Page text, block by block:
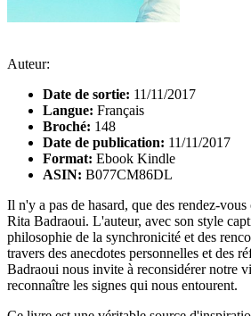
Auteur:
Date de sortie: 11/11/2017
Langue: Français
Broché: 148
Date de publication: 11/11/2017
Format: Ebook Kindle
ASIN: B077CM86DL
Il n'y a pas de hasard, que des rendez-
Rita Badraoui. L'auteur, avec son style
philosophie de la synchronicité et des
travers des anecdotes personnelles et des
Badraoui nous invite à reconsidérer notre
reconnaître les signes qui nous entourent.